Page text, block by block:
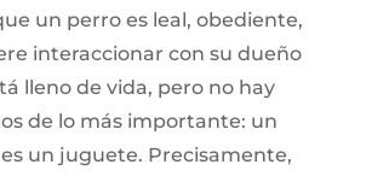
un perro es leal, obediente,
interaccionar con su dueño
lleno de vida, pero no hay
de lo más importante: un
un juguete. Precisamente,